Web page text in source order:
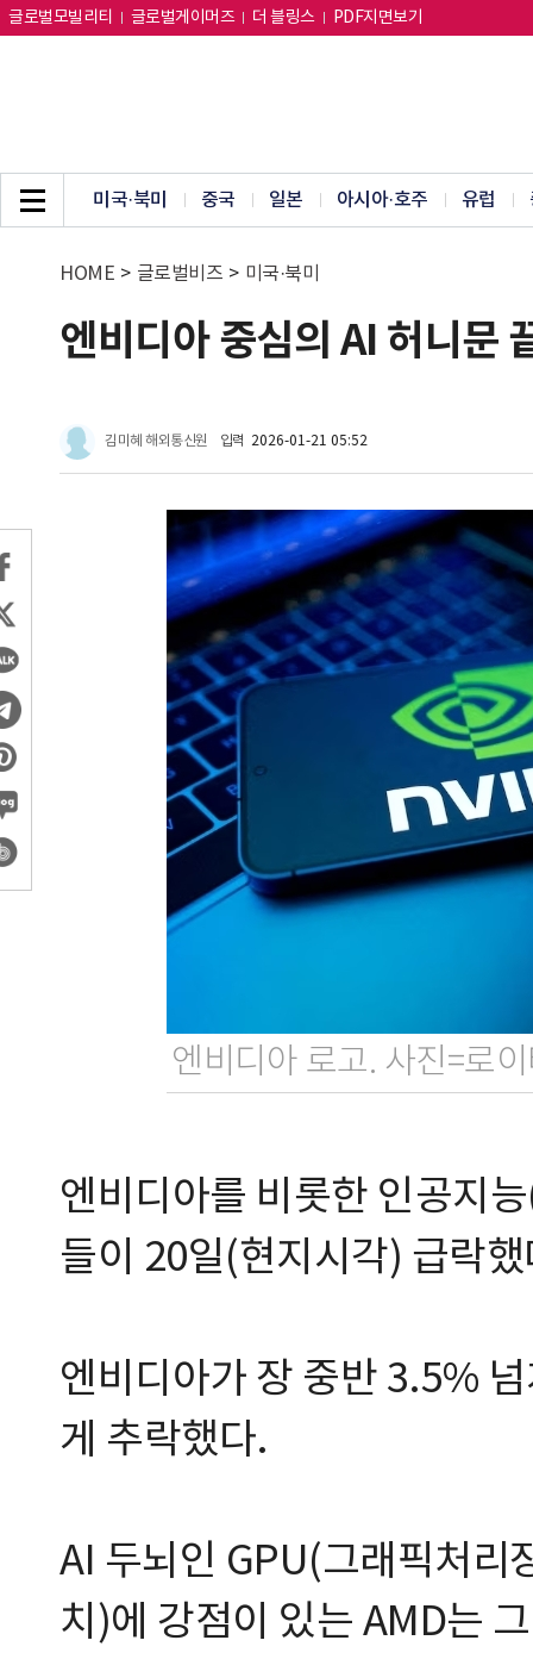
글로벌모빌리티 글로벌게이머즈 더 블링스 PDF지면보기
미국·북미 중국 일본 아시아·호주 유럽
HOME > 글로벌비즈 > 미국·북미
엔비디아 중심의 AI 허니문
김미혜 해외통신원 입력 2026-01-21 05:52
엔비디아 로고. 사진=로
엔비디아를 비롯한 인공지
들이 20일(현지시각) 급락
엔비디아가 장 중반 3.5%
게 추락했다.
AI 두뇌인 GPU(그래픽처리
치)에 강점이 있는 AMD는